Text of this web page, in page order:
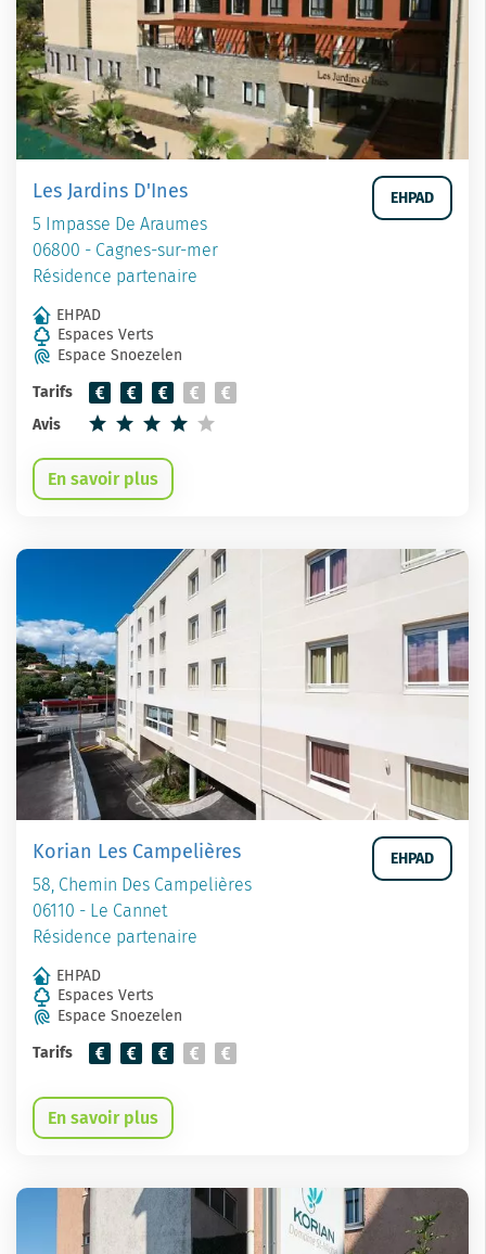
Les Jardins D'Ines
5 Impasse De Araumes
06800 - Cagnes-sur-mer
Résidence partenaire
EHPAD
EHPAD
Espaces Verts
Espace Snoezelen
Tarifs
Avis
En savoir plus
Korian Les Campelières
58, Chemin Des Campelières
06110 - Le Cannet
Résidence partenaire
EHPAD
EHPAD
Espaces Verts
Espace Snoezelen
Tarifs
En savoir plus